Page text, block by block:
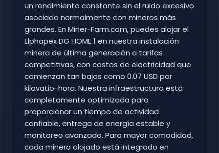
un rendimiento constante sin el ruido excesivo
asociado normalmente con mineros más
grandes. En Miner-Farm.com, puedes alojar el
Elphapex DG HOME 1 en nuestra instalación
minera de última generación a tarifas
competitivas, con costos de electricidad que
comienzan tan bajos como 0.07 USD por
kilovatio-hora. Nuestra infraestructura está
completamente optimizada para
proporcionar un tiempo de actividad
confiable, entrega de energía estable y
monitoreo avanzado. Para mayor comodidad,
cada minero alojado está integrado en